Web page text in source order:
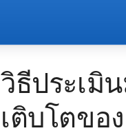
วิธีประเมิ
เติบโตขอ